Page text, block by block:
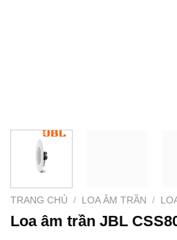
TRANG CHỦ / LOA ÂM TRẦN /
Loa âm trần JBL